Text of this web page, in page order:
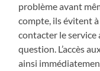
problème avant
compte, ils évitent
contacter le service
question. L’accès
ainsi